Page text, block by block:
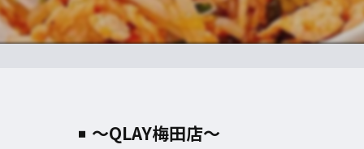
〜QLAY梅田店〜